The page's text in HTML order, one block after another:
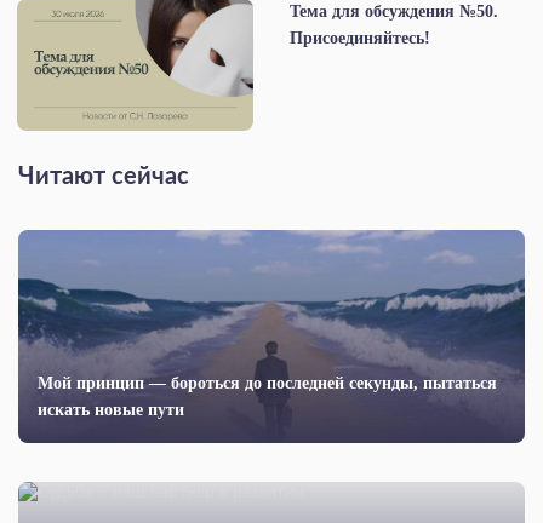
Тема для обсуждения №50.
Присоединяйтесь!
Читают сейчас
Мой принцип — бороться до последней секунды, пытаться
искать новые пути